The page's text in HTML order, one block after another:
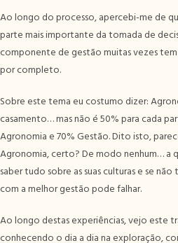
Ao longo do processo, apercebi-me de
parte mais importante da tomada de
componente de gestão muitas vezes
por completo.
Sobre este tema eu costumo dizer:
casamento… mas não é 50% para cada
Agronomia e 70% Gestão. Dito isto,
Agronomia, certo? De modo nenhum… a
saber tudo sobre as suas culturas e se
com a melhor gestão pode falhar.
Ao longo destas experiências, vejo este
conhecendo o dia a dia na exploração,